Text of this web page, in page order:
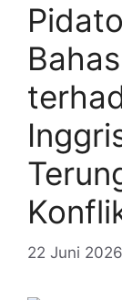
22 Juni 2026